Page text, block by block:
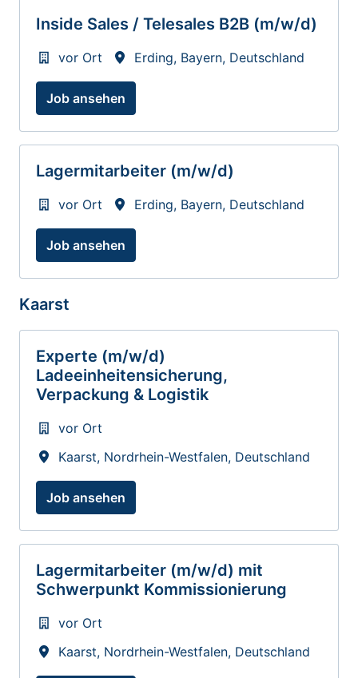
Inside Sales / Telesales B2B (m/w/d)
vor Ort Erding, Bayern, Deutschland
Job ansehen
Lagermitarbeiter (m/w/d)
vor Ort Erding, Bayern, Deutschland
Job ansehen
Kaarst
Experte (m/w/d)
Ladeeinheitensicherung,
Verpackung & Logistik
vor Ort
Kaarst, Nordrhein-Westfalen, Deutschland
Job ansehen
Lagermitarbeiter (m/w/d) mit
Schwerpunkt Kommissionierung
vor Ort
Kaarst, Nordrhein-Westfalen, Deutschland